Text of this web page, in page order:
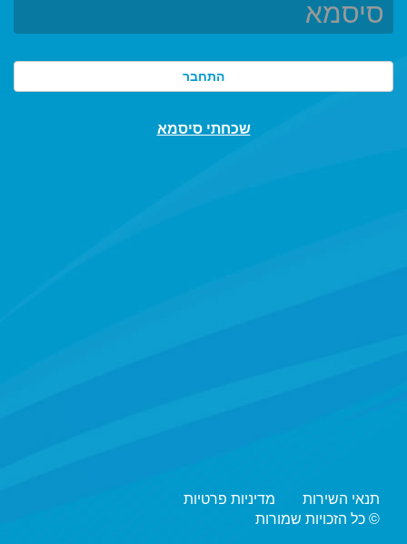
שכחתי סיסמא
תנאי השירות
מדיניות פרטיות
© כל הזכויות שמורות